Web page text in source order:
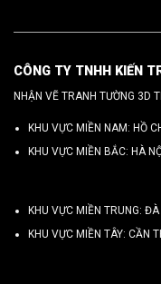
CÔNG TY TNHH KIẾN
NHẬN VẼ TRANH TƯỜNG 3D
KHU VỰC MIỀN NAM: HỒ
KHU VỰC MIỀN BẮC: HÀ
KHU VỰC MIỀN TRUNG: ĐÀ
KHU VỰC MIỀN TÂY: CẦN